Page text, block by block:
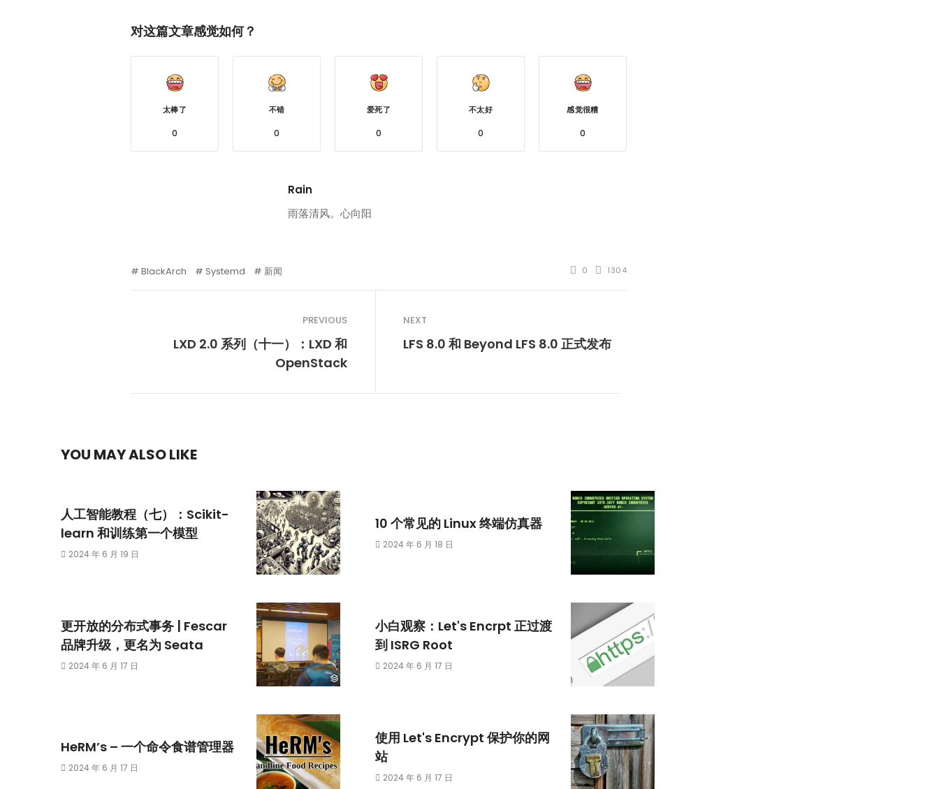
对这篇文章感觉如何？
太棒了
0
不错
0
爱死了
0
不太好
0
感觉很糟
0
Rain
雨落清风。心向阳
BlackArch Systemd 新闻 0 1304
PREVIOUS
LXD 2.0 系列（十一）：LXD 和
OpenStack
NEXT
LFS 8.0 和 Beyond LFS 8.0 正式发布
YOU MAY ALSO LIKE
人工智能教程（七）：Scikit-
learn 和训练第一个模型
2024 年 6 月 19 日
10 个常见的 Linux 终端仿真器
2024 年 6 月 18 日
更开放的分布式事务 | Fescar
品牌升级，更名为 Seata
2024 年 6 月 17 日
小白观察：Let's Encrpt 正过渡
到 ISRG Root
2024 年 6 月 17 日
HeRM’s – 一个命令食谱管理器
2024 年 6 月 17 日
使用 Let's Encrypt 保护你的网
站
2024 年 6 月 17 日